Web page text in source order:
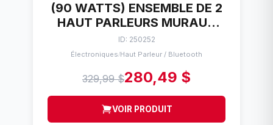
(90 WATTS) ENSEMBLE DE 2
HAUT PARLEURS MURAUX
JAMO GRAPHIC
ID: 250252
Électroniques/Haut Parleur / Bluetooth
329,99 $280,49 $
VOIR PRODUIT